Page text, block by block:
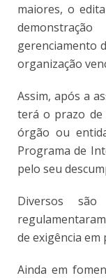
maiores, o
gerenciamento
organização
Assim, após a
terá o prazo de
órgão ou
Programa de
pelo seu
Diversos
de exigência em
Ainda em